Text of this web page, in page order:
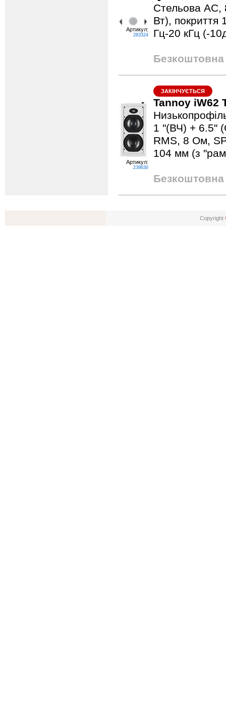
Артикул:
283324
Стельова АС,
Вт), покриття
Гц-20 кГц (-
Безкоштовна
Артикул:
239630
ЗАКІНЧУЄТЬСЯ
Tannoy iW62
1 "(ВЧ) + 6.5"
RMS, 8 Ом,
104 мм (з
Безкоштовна
Copyright